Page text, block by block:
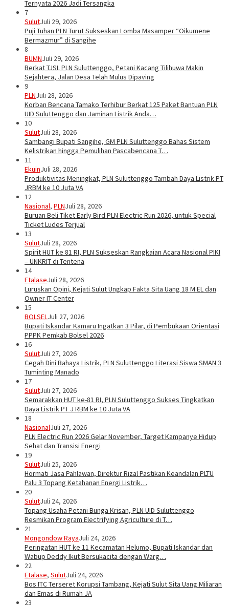
Ternyata 2026 Jadi Tersangka
7
SulutJuli 29, 2026
Puji Tuhan PLN Turut Sukseskan Lomba Masamper “Oikumene
Bermazmur” di Sangihe
8
BUMNJuli 29, 2026
Berkat TJSL PLN Suluttenggo, Petani Kacang Tilihuwa Makin
Sejahtera, Jalan Desa Telah Mulus Dipaving
9
PLNJuli 28, 2026
Korban Bencana Tamako Terhibur Berkat 125 Paket Bantuan PLN
UID Suluttenggo dan Jaminan Listrik Anda…
10
SulutJuli 28, 2026
Sambangi Bupati Sangihe, GM PLN Suluttenggo Bahas Sistem
Kelistrikan hingga Pemulihan Pascabencana T…
11
EkuinJuli 28, 2026
Produktivitas Meningkat, PLN Suluttenggo Tambah Daya Listrik PT
JRBM ke 10 Juta VA
12
Nasional, PLNJuli 28, 2026
Buruan Beli Tiket Early Bird PLN Electric Run 2026, untuk Special
Ticket Ludes Terjual
13
SulutJuli 28, 2026
Spirit HUT ke 81 RI, PLN Sukseskan Rangkaian Acara Nasional PIKI
– UNKRIT di Tentena
14
EtalaseJuli 28, 2026
Luruskan Opini, Kejati Sulut Ungkap Fakta Sita Uang 18 M EL dan
Owner IT Center
15
BOLSELJuli 27, 2026
Bupati Iskandar Kamaru Ingatkan 3 Pilar, di Pembukaan Orientasi
PPPK Pemkab Bolsel 2026
16
SulutJuli 27, 2026
Cegah Dini Bahaya Listrik, PLN Suluttenggo Literasi Siswa SMAN 3
Tuminting Manado
17
SulutJuli 27, 2026
Semarakkan HUT ke-81 RI, PLN Suluttenggo Sukses Tingkatkan
Daya Listrik PT J RBM ke 10 Juta VA
18
NasionalJuli 27, 2026
PLN Electric Run 2026 Gelar November, Target Kampanye Hidup
Sehat dan Transisi Energi
19
SulutJuli 25, 2026
Hormati Jasa Pahlawan, Direktur Rizal Pastikan Keandalan PLTU
Palu 3 Topang Ketahanan Energi Listrik…
20
SulutJuli 24, 2026
Topang Usaha Petani Bunga Krisan, PLN UID Suluttenggo
Resmikan Program Electrifying Agriculture di T…
21
Mongondow RayaJuli 24, 2026
Peringatan HUT ke 11 Kecamatan Helumo, Bupati Iskandar dan
Wabup Deddy Ikut Bersukacita dengan Warg…
22
Etalase, SulutJuli 24, 2026
Bos ITC Terseret Korupsi Tambang, Kejati Sulut Sita Uang Miliaran
dan Emas di Rumah JA
23